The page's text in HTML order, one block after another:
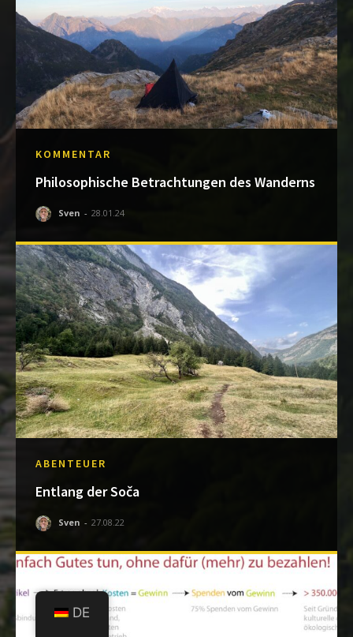
KOMMENTAR
Philosophische Betrachtungen des Wanderns
Sven - 28.01.24
ABENTEUER
Entlang der Soča
Sven - 27.08.22
DE